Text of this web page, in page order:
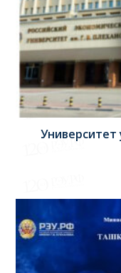
Университет